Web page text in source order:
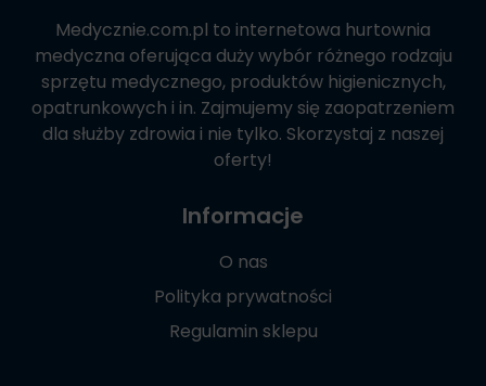
Medycznie.com.pl to internetowa hurtownia
medyczna oferująca duży wybór różnego rodzaju
sprzętu medycznego, produktów higienicznych,
opatrunkowych i in. Zajmujemy się zaopatrzeniem
dla służby zdrowia i nie tylko. Skorzystaj z naszej
oferty!
Informacje
O nas
Polityka prywatności
Regulamin sklepu